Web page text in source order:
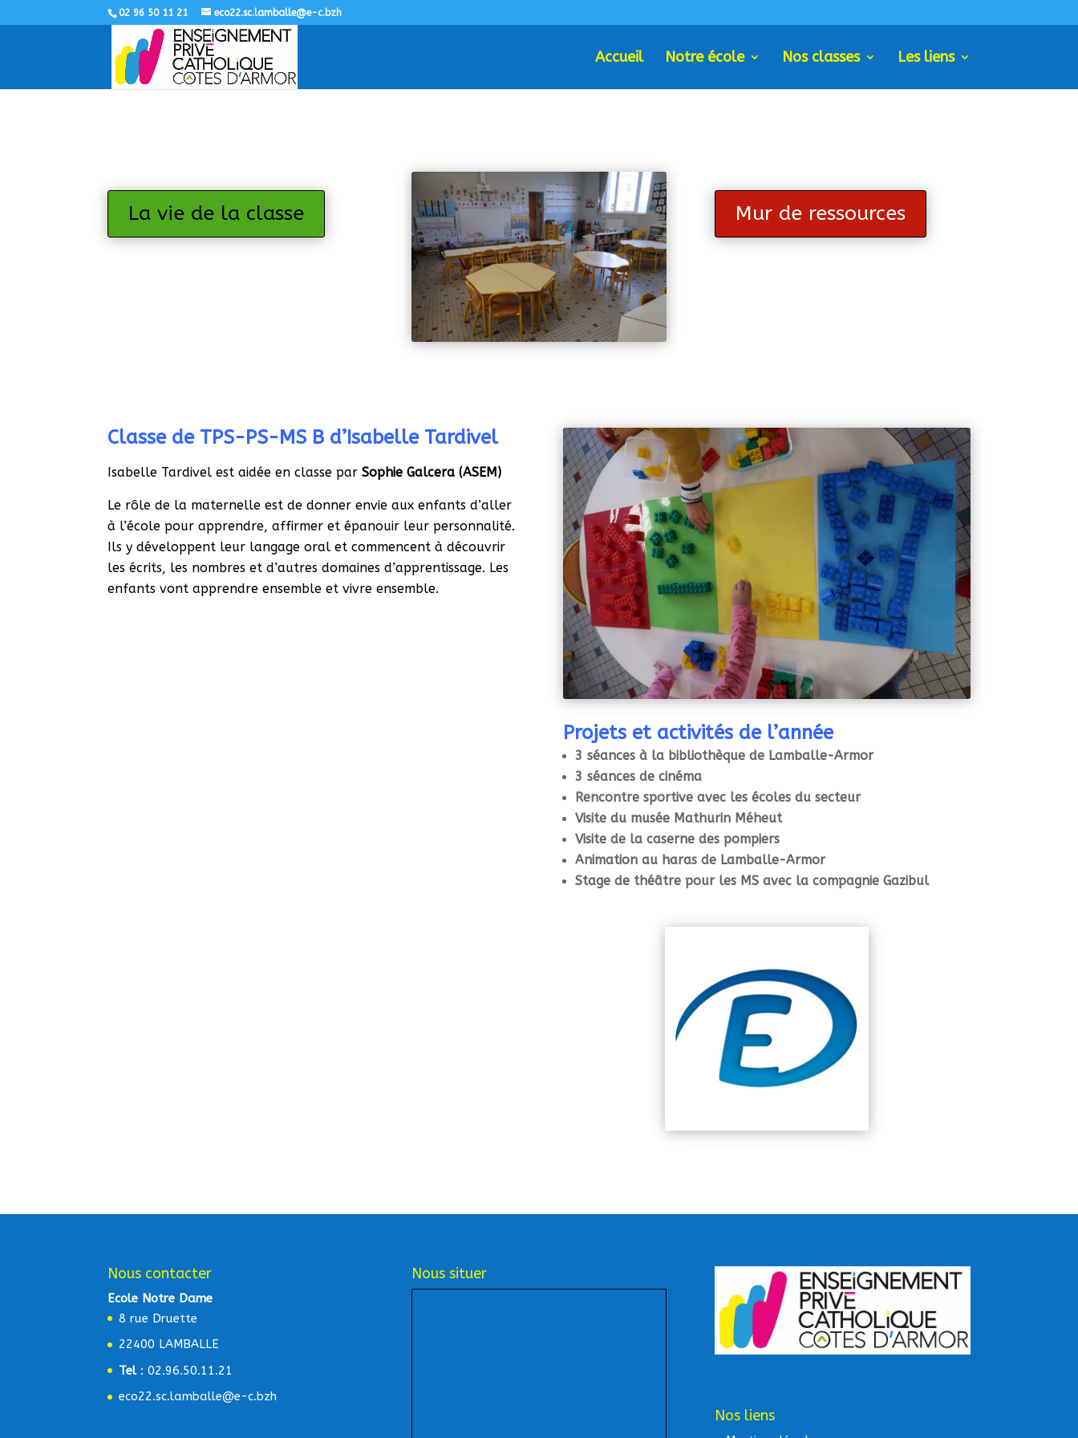
02 96 50 11 21 eco22.sc.lamballe@e-c.bzh
Accueil Notre école Nos classes Les liens
La vie de la classe Mur de ressources
Classe de TPS-PS-MS B d’Isabelle Tardivel
Isabelle Tardivel est aidée en classe parSophie Galcera (ASEM)
Le rôle de la maternelle est de donner envie aux enfants d’aller
à l’école pour apprendre, affirmer et épanouir leur personnalité.
Ils y développent leur langage oral et commencent à découvrir
les écrits, les nombres et d’autres domaines d’apprentissage. Les
enfants vont apprendre ensemble et vivre ensemble.
Projets et activités de l’année
3 séances à la bibliothèque de Lamballe-Armor
3 séances de cinéma
Rencontre sportive avec les écoles du secteur
Visite du musée Mathurin Méheut
Visite de la caserne des pompiers
Animation au haras de Lamballe-Armor
Stage de théâtre pour les MS avec la compagnie Gazibul
Nous contacter
Ecole Notre Dame
8 rue Druette
22400 LAMBALLE
Tel: 02.96.50.11.21
eco22.sc.lamballe@e-c.bzh
Nous situer
Nos liens